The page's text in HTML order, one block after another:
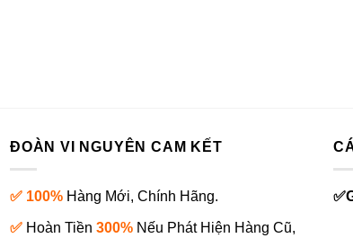
ĐOÀN VI NGUYÊN CAM KẾT
✅ 100% Hàng Mới, Chính Hãng.
✅ Hoàn Tiền 300% Nếu Phát Hiện Hàng Cũ,
✅